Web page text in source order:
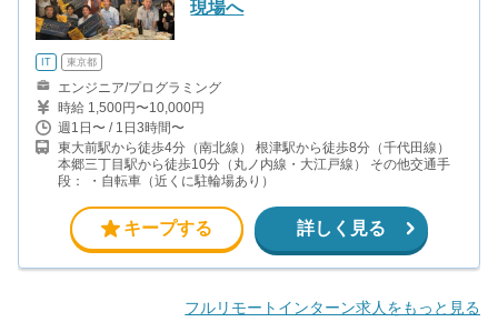
現場へ
IT 東京都
エンジニア/プログラミング
時給 1,500円〜10,000円
週1日〜 / 1日3時間〜
東大前駅から徒歩4分（南北線） 根津駅から徒歩8分（千代田線）
本郷三丁目駅から徒歩10分（丸ノ内線・大江戸線） その他交通手
段： ・自転車（近くに駐輪場あり）
キープする 詳しく見る
フルリモートインターン求人をもっと見る